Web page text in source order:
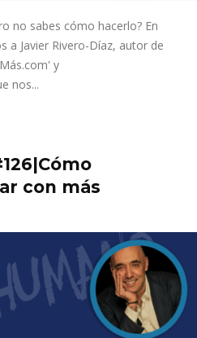
no sabes cómo hacerlo? En
a Javier Rivero-Díaz, autor de
y
nos...
con más